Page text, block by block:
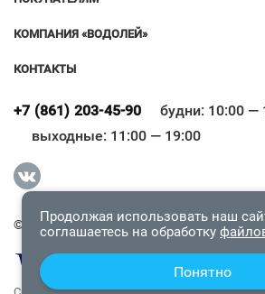
КОМПАНИЯ «ВОДОЛЕЙ»
КОНТАКТЫ
+7 (861) 203-45-90
будни: 10:00 —
выходные: 11:00 — 19:00
© 2009-2026 «Водолей Онлайн». Все
Всё верно
Продолжая использовать наш
соглашаетесь на обработку
Понятно